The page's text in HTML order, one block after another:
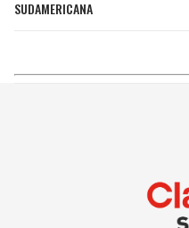
SUDAMERICANA